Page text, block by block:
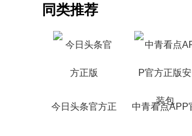
同类推荐
今日头条官方正 中青看点APP